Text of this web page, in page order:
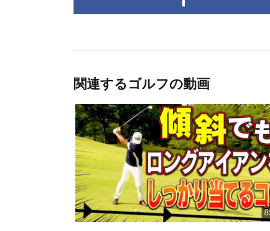
関連するゴルフの動画